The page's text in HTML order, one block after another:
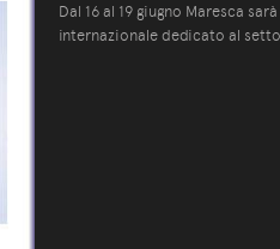
Dal 16 al 19 giugno Maresca
internazionale dedicato al